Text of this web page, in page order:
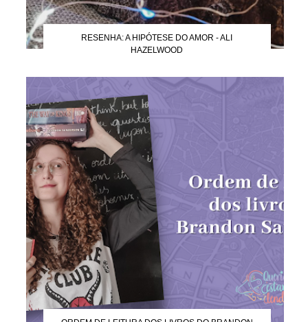
RESENHA: A HIPÓTESE DO AMOR - ALI
HAZELWOOD